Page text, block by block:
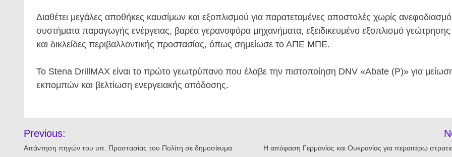
Διαθέτει μεγάλες αποθήκες καυσίμων και εξοπλισμού για παρατεταμένες αποστολές χωρίς
συστήματα παραγωγής ενέργειας, βαρέα γερανοφόρα μηχανήματα, εξειδικευμένο εξοπλισμό γεώτρησης
και δικλείδες περιβαλλοντικής προστασίας, όπως σημείωσε το ΑΠΕ ΜΠΕ.
Το Stena DrillMAX είναι το πρώτο γεωτρύπανο που έλαβε την πιστοποίηση DNV «Abate (P)» για
εκπομπών και βελτίωση ενεργειακής απόδοσης.
άρθρων
Previous:
Απάντηση πηγών του υπ. Προστασίας του Πολίτη σε δημοσίευμα
Η απόφαση Γερμανίας και Ουκρανίας για περαιτέρω